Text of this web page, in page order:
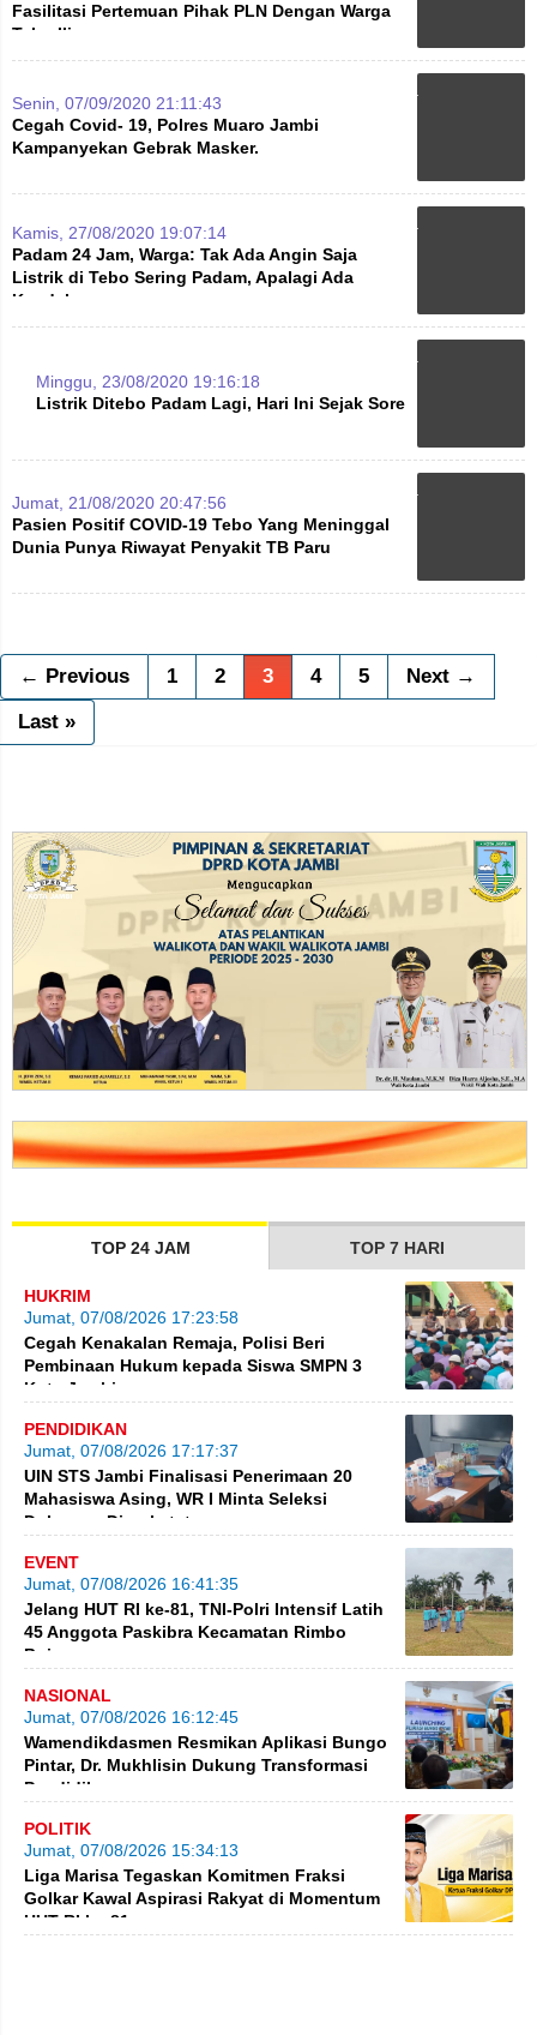
Fasilitasi Pertemuan Pihak PLN Dengan Warga
Tebo Ilir
Senin, 07/09/2020 21:11:43
Cegah Covid- 19, Polres Muaro Jambi
Kampanyekan Gebrak Masker.
Kamis, 27/08/2020 19:07:14
Padam 24 Jam, Warga: Tak Ada Angin Saja
Listrik di Tebo Sering Padam, Apalagi Ada
Kendala
Minggu, 23/08/2020 19:16:18
Listrik Ditebo Padam Lagi, Hari Ini Sejak Sore
Jumat, 21/08/2020 20:47:56
Pasien Positif COVID-19 Tebo Yang Meninggal
Dunia Punya Riwayat Penyakit TB Paru
← Previous 1 2 3 4 5
Next →
Last »
TOP 24 JAM TOP 7 HARI
HUKRIM
Jumat, 07/08/2026 17:23:58
Cegah Kenakalan Remaja, Polisi Beri
Pembinaan Hukum kepada Siswa SMPN 3
Kota Jambi
PENDIDIKAN
Jumat, 07/08/2026 17:17:37
UIN STS Jambi Finalisasi Penerimaan 20
Mahasiswa Asing, WR I Minta Seleksi
Dokumen Diperketat
EVENT
Jumat, 07/08/2026 16:41:35
Jelang HUT RI ke-81, TNI-Polri Intensif Latih
45 Anggota Paskibra Kecamatan Rimbo
Bujang
NASIONAL
Jumat, 07/08/2026 16:12:45
Wamendikdasmen Resmikan Aplikasi Bungo
Pintar, Dr. Mukhlisin Dukung Transformasi
Pendidikan
POLITIK
Jumat, 07/08/2026 15:34:13
Liga Marisa Tegaskan Komitmen Fraksi
Golkar Kawal Aspirasi Rakyat di Momentum
HUT RI ke-81